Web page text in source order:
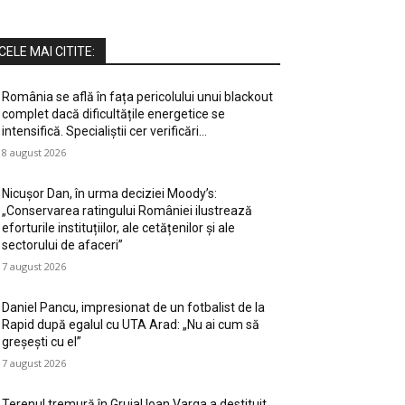
MAI CITITE:
România se află în fața pericolului unui blackout
complet dacă dificultățile energetice se
intensifică. Specialiștii cer verificări…
8 august 2026
Nicușor Dan, în urma deciziei Moody’s:
„Conservarea ratingului României ilustrează
eforturile instituțiilor, ale cetățenilor și ale
sectorului de afaceri”
7 august 2026
Daniel Pancu, impresionat de un fotbalist de la
Rapid după egalul cu UTA Arad: „Nu ai cum să
greșești cu el”
7 august 2026